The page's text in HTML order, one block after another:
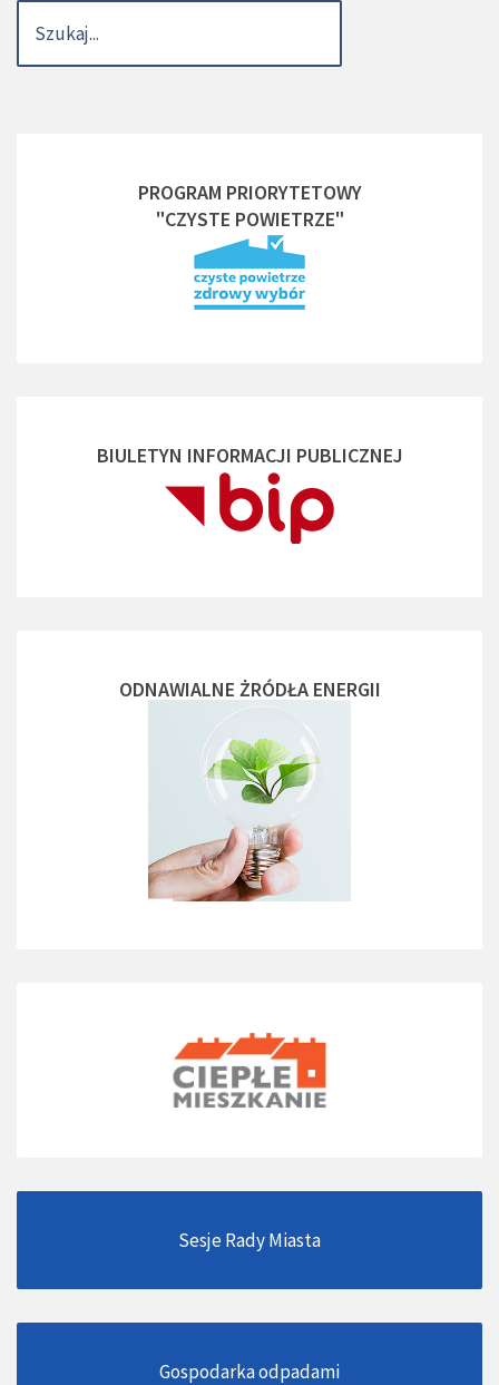
PROGRAM PRIORYTETOWY
"CZYSTE POWIETRZE"
BIULETYN INFORMACJI PUBLICZNEJ
ODNAWIALNE ŻRÓDŁA ENERGII
Sesje Rady Miasta
Gospodarka odpadami